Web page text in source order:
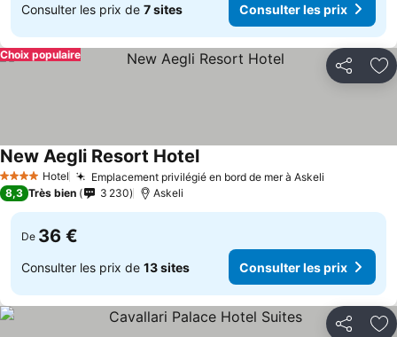
Consulter les prix de 7 sites Consulter les prix
Partager
Choix populaire
4 Étoiles Hotel Emplacement privilégié en bord de mer à Askeli
New Aegli Resort Hotel
8,3 Très bien 3 230 Askeli
De 36 €
Consulter les prix de 13 sites Consulter les prix
Partager